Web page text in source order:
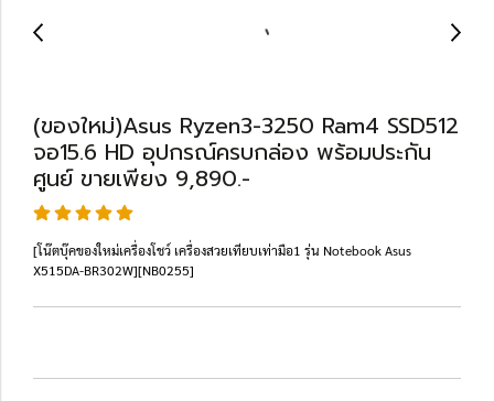
(ของใหม่)Asus Ryzen3-3250 Ram4 SSD512
จอ15.6 HD อุปกรณ์ครบกล่อง พร้อมประกัน
ศูนย์ ขายเพียง 9,890.-
[โน๊ตบุ๊คของใหม่เครื่องโชว์ เครื่องสวยเทียบเท่ามือ1 รุ่น Notebook Asus
X515DA-BR302W][NB0255]